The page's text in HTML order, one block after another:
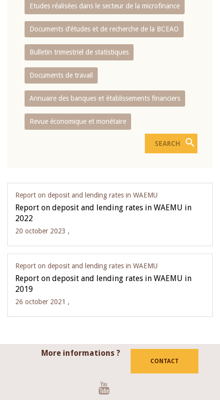
Etudes réalisées dans le secteur de la microfinance
Documents d’études et de recherche de la BCEAO
Bulletin trimestriel de statistiques
Documents de travail
Annuaire des banques et établissements financiers
Revue économique et monétaire
Report on deposit and lending rates in WAEMU
Report on deposit and lending rates in WAEMU in
2022
20 october 2023 ,
Report on deposit and lending rates in WAEMU
Report on deposit and lending rates in WAEMU in
2019
26 october 2021 ,
More informations ?
CONTACT